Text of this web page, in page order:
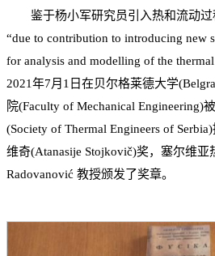
鉴于杨小军研究员引入热和流动
“due to contribution to introducing new
for analysis and modelling of the thermal
2021年7月1日在贝尔格莱德大学
院(Faculty of Mechanical Engineering)
(Society of Thermal Engineers of
维奇(Atanasije Stojkovič)奖，塞尔维
Radovanović 教授颁发了奖章。